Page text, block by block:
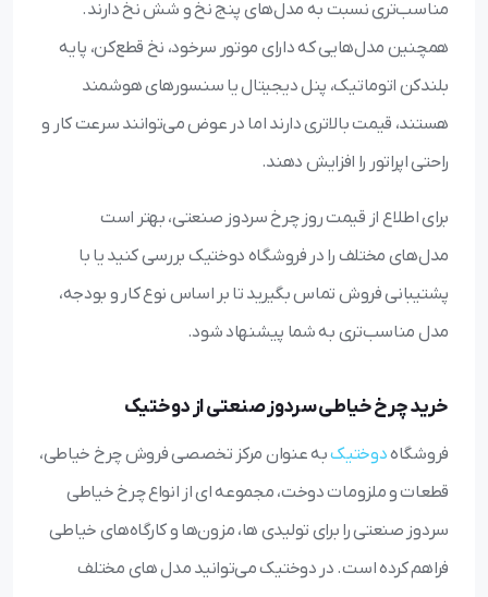
مناسب‌تری نسبت به مدل‌های پنج نخ و شش نخ دارند.
همچنین مدل‌هایی که دارای موتور سرخود، نخ قطع‌کن، پایه
بلندکن اتوماتیک، پنل دیجیتال یا سنسورهای هوشمند
هستند، قیمت بالاتری دارند اما در عوض می‌توانند سرعت کار و
راحتی اپراتور را افزایش دهند.
برای اطلاع از قیمت روز چرخ سردوز صنعتی، بهتر است
مدل‌های مختلف را در فروشگاه دوختیک بررسی کنید یا با
پشتیبانی فروش تماس بگیرید تا بر اساس نوع کار و بودجه،
مدل مناسب‌تری به شما پیشنهاد شود.
خرید چرخ خیاطی سردوز صنعتی از دوختیک
فروشگاهدوختیکبه عنوان مرکز تخصصی فروش چرخ خیاطی،
قطعات و ملزومات دوخت، مجموعه‌ ای از انواع چرخ خیاطی
سردوز صنعتی را برای تولیدی‌ ها، مزون‌ها و کارگاه‌های خیاطی
فراهم کرده است. در دوختیک می‌توانید مدل‌ های مختلف